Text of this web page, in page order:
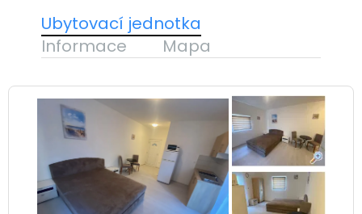
Ubytovací jednotka
Informace
Mapa